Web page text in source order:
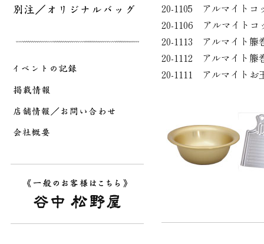
20-1105 アルマイト
20-1106 アルマイト
20-1113 アルマイト
20-1112 アルマイト
20-1111 アルマイト